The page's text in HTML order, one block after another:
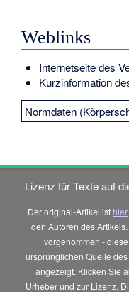
Weblinks
Internetseite des
Kurzinformation
Normdaten
Lizenz für Texte auf
Der original-Artikel ist hier
den Autoren des
vorgenommen -
ursprünglichen Quelle
angezeigt. Klicken Sie
Urheber und zur Lizenz.